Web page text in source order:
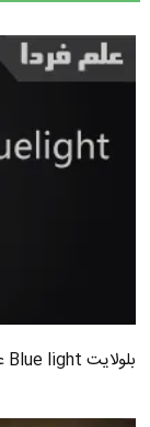
بلولایت Blue light علت بی خوابی کاربران گوشی و کامپیوتر